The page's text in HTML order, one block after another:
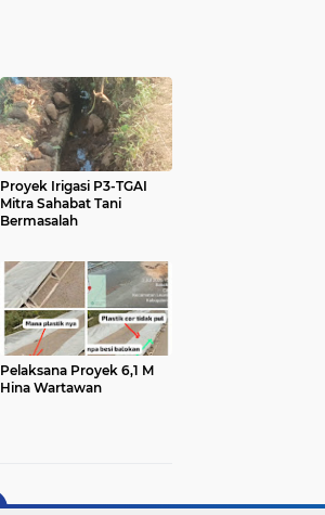
Proyek Irigasi P3-TGAI
Mitra Sahabat Tani
Bermasalah
Pelaksana Proyek 6,1 M
Hina Wartawan